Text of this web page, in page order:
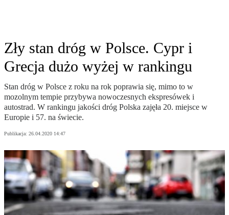
Zły stan dróg w Polsce. Cypr i
Grecja dużo wyżej w rankingu
Stan dróg w Polsce z roku na rok poprawia się, mimo to w
mozolnym tempie przybywa nowoczesnych ekspresówek i
autostrad. W rankingu jakości dróg Polska zajęła 20. miejsce w
Europie i 57. na świecie.
Publikacja: 26.04.2020 14:47